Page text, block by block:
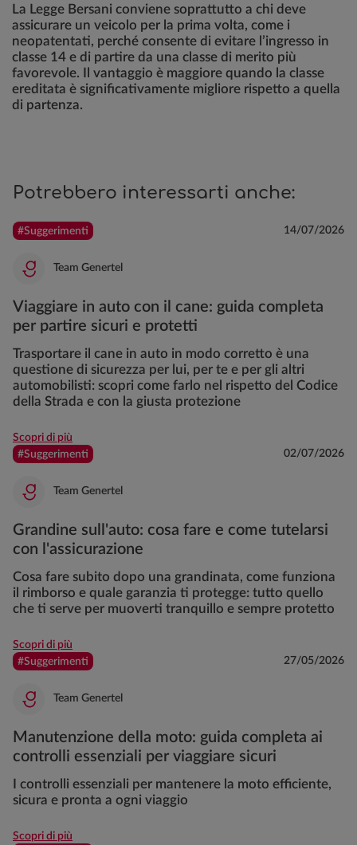
La Legge Bersani conviene soprattutto a chi deve
assicurare un veicolo per la prima volta, come i
neopatentati, perché consente di evitare l’ingresso in
classe 14 e di partire da una classe di merito più
favorevole. Il vantaggio è maggiore quando la classe
ereditata è significativamente migliore rispetto a quella
di partenza.
Potrebbero interessarti anche:
#Suggerimenti 14/07/2026
Team Genertel
Viaggiare in auto con il cane: guida completa
per partire sicuri e protetti
Trasportare il cane in auto in modo corretto è una
questione di sicurezza per lui, per te e per gli altri
automobilisti: scopri come farlo nel rispetto del Codice
della Strada e con la giusta protezione
Scopri di più
#Suggerimenti
02/07/2026
Team Genertel
Grandine sull'auto: cosa fare e come tutelarsi
con l'assicurazione
Cosa fare subito dopo una grandinata, come funziona
il rimborso e quale garanzia ti protegge: tutto quello
che ti serve per muoverti tranquillo e sempre protetto
Scopri di più
#Suggerimenti
27/05/2026
Team Genertel
Manutenzione della moto: guida completa ai
controlli essenziali per viaggiare sicuri
I controlli essenziali per mantenere la moto efficiente,
sicura e pronta a ogni viaggio
Scopri di più